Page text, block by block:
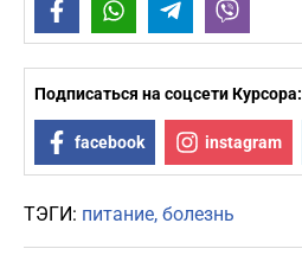
FacebookWhatsAppTelegram
Подписаться на соцсети Курсора:
facebook instagram
ТЭГИ: питание болезнь